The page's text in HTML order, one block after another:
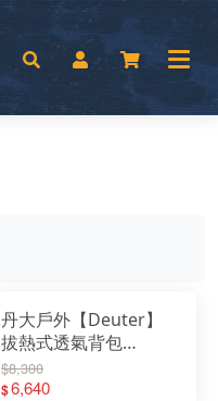
丹大戶外【Deuter】
拔熱式透氣背包
40+10L 3350122 長途
登山包｜健行包｜登山
$8,300
$6,640